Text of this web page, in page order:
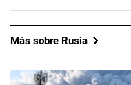
Más sobre Rusia